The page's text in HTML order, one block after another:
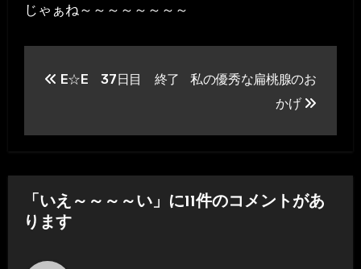
じゃぁね～～～～～～～～
ゲ
ー
シ
E☆E 37日目 終了
私の優秀な扁桃腺のお
かげ
「いえ～～～～い」に11件のコメントがあ
ります